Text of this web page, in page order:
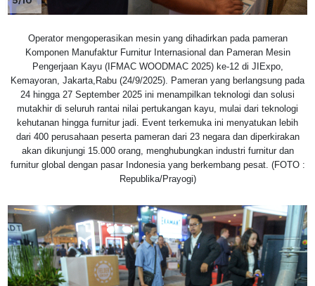
Operator mengoperasikan mesin yang dihadirkan pada pameran
Komponen Manufaktur Furnitur Internasional dan Pameran Mesin
Pengerjaan Kayu (IFMAC WOODMAC 2025) ke-12 di JIExpo,
Kemayoran, Jakarta,Rabu (24/9/2025). Pameran yang berlangsung pada
24 hingga 27 September 2025 ini menampilkan teknologi dan solusi
mutakhir di seluruh rantai nilai pertukangan kayu, mulai dari teknologi
kehutanan hingga furnitur jadi. Event terkemuka ini menyatukan lebih
dari 400 perusahaan peserta pameran dari 23 negara dan diperkirakan
akan dikunjungi 15.000 orang, menghubungkan industri furnitur dan
furnitur global dengan pasar Indonesia yang berkembang pesat. (FOTO :
Republika/Prayogi)